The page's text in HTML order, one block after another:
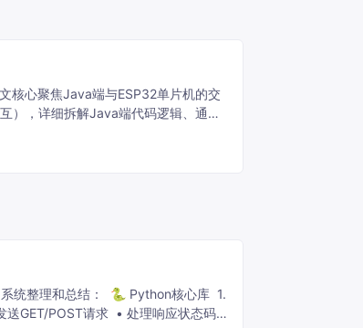
），详细拆解Java端代码逻辑、通信
统整理和总结： 🐍 Python核心库 1.